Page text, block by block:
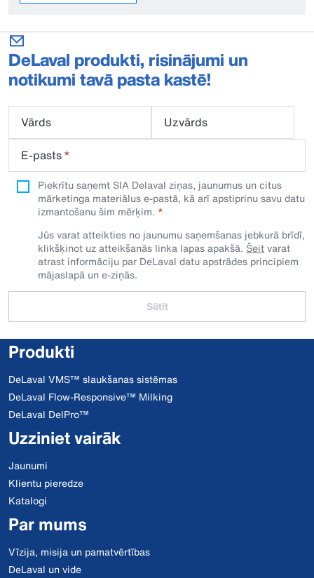
DeLaval produkti, risinājumi un
notikumi tavā pasta kastē!
Vārds
Uzvārds
E-pasts*
Piekrītu saņemt SIA Delaval ziņas, jaunumus un citus
mārketinga materiālus e-pastā, kā arī apstiprinu savu datu
izmantošanu šim mērķim.
Jūs varat atteikties no jaunumu saņemšanas jebkurā brīdī,
klikšķinot uz atteikšanās linka lapas apakšā. Šeitvarat
atrast informāciju par DeLaval datu apstrādes principiem
mājaslapā un e-ziņās.
Sūtīt
Produkti
DeLaval VMS™ slaukšanas sistēmas
DeLaval Flow-Responsive™ Milking
DeLaval DelPro™
Uzziniet vairāk
Jaunumi
Klientu pieredze
Katalogi
Par mums
Vīzija, misija un pamatvērtības
DeLaval un vide